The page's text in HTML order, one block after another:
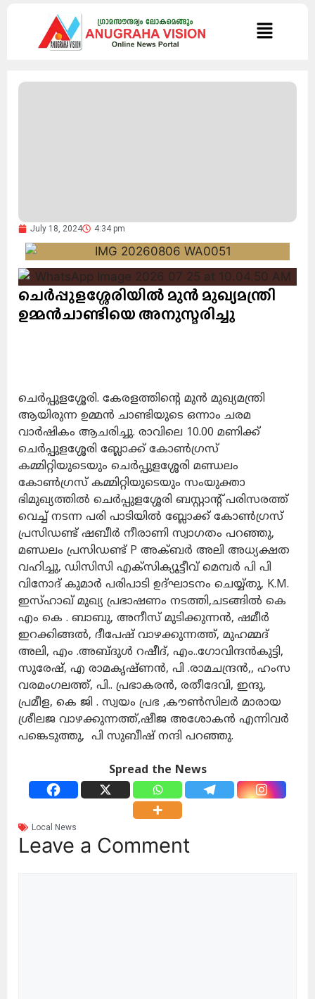
July 18, 2024 4:34 pm
ചെർപ്പുളശ്ശേരിയിൽ മുൻ മുഖ്യമന്ത്രി
ഉമ്മൻചാണ്ടിയെ അനുസ്മരിച്ചു
ചെർപ്പുളശ്ശേരി. കേരളത്തിന്റെ മുൻ മുഖ്യമന്ത്രി
ആയിരുന്ന ഉമ്മൻ ചാണ്ടിയുടെ ഒന്നാം ചരമ
വാർഷികം ആചരിച്ചു. രാവിലെ 10.00 മണിക്ക്
ചെർപ്പുളശ്ശേരി ബ്ലോക്ക് കോൺഗ്രസ്‌
കമ്മിറ്റിയുടെയും ചെർപ്പുളശ്ശേരി മണ്ഡലം
കോൺഗ്രസ്‌ കമ്മിറ്റിയുടെയും സംയുക്താ
ഭിമുഖ്യത്തിൽ ചെർപ്പുളശ്ശേരി ബസ്റ്റാന്റ് പരിസരത്ത്
വെച്ച് നടന്ന പരി പാടിയിൽ ബ്ലോക്ക് കോൺഗ്രസ്
പ്രസിഡണ്ട് ഷബീർ നീരാണി സ്വാഗതം പറഞ്ഞു,
മണ്ഡലം പ്രസിഡണ്ട്‌ P അക്‌ബർ അലി അധ്യക്ഷത
വഹിച്ചു, ഡിസിസി എക്സിക്യൂട്ടീവ് മെമ്പർ പി പി
വിനോദ് കുമാർ പരിപാടി ഉദ്ഘാടനം ചെയ്യ്തു, K.M.
ഇസ്ഹാഖ് മുഖ്യ പ്രഭാഷണം നടത്തി,ചടങ്ങിൽ കെ
എം കെ . ബാബു, അനീസ് മുടിക്കുന്നൻ, ഷമീർ
ഇറക്കിങ്ങൽ, ദീപേഷ് വാഴക്കുന്നത്ത്, മുഹമ്മദ്‌
അലി, എം .അബ്ദുൾ റഷീദ്, എം..ഗോവിന്ദൻകുട്ടി,
സുരേഷ്, എ രാമകൃഷ്ണൻ, പി .രാമചന്ദ്രൻ,, ഹംസ
വരമംഗലത്ത്, പി.. പ്രഭാകരൻ, രതീദേവി, ഇന്ദു,
പ്രമീള, കെ ജി . സ്വയം പ്രഭ ,കൗൺസിലർ മാരായ
ശ്രീലജ വാഴക്കുന്നത്ത്,ഷീജ അശോകൻ എന്നിവർ
പങ്കെടുത്തു, പി സുബീഷ് നന്ദി പറഞ്ഞു.
Spread the News
Local News
Leave a Comment